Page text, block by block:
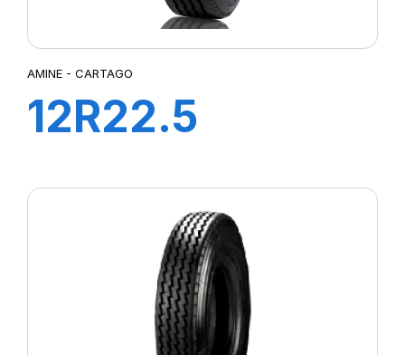
AMINE - CARTAGO
12R22.5
152/148M